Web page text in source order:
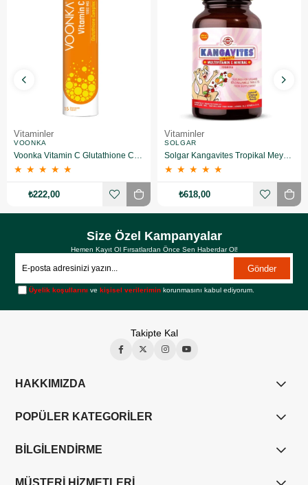
Vitaminler
VOONKA
Voonka Vitamin C Glutathione Complex Efervesan 15 Tablet
★ ★ ★ ★ ★
₺222,00
Vitaminler
SOLGAR
Solgar Kangavites Tropikal Meyve Aromalı 60 Tablet
★ ★ ★ ★ ★
₺618,00
Size Özel Kampanyalar
Hemen Kayıt Ol Fırsatlardan Önce Sen Haberdar Ol!
Gönder
Üyelik koşullarını vekişisel verilerimin korunmasını kabul ediyorum.
Takipte Kal
HAKKIMIZDA
POPÜLER KATEGORİLER
BİLGİLENDİRME
MÜŞTERİ HİZMETLERİ